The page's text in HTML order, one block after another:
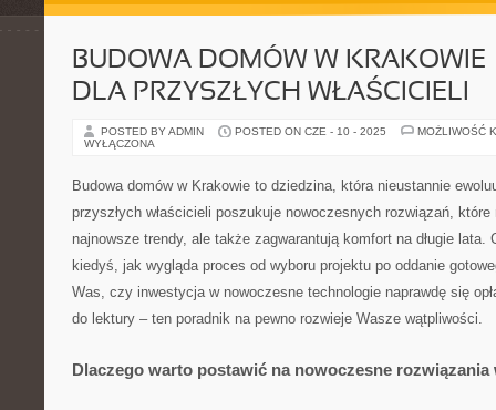
BUDOWA DOMÓW W KRAKOWIE
DLA PRZYSZŁYCH WŁAŚCICIELI
POSTED BY ADMIN POSTED ON CZE - 10 - 2025
MOŻLIWOŚĆ
WYŁĄCZONA
Budowa domów w Krakowie to dziedzina, która nieustannie
przyszłych właścicieli poszukuje nowoczesnych rozwiązań,
najnowsze trendy, ale także zagwarantują komfort na długie
kiedyś, jak wygląda proces od wyboru projektu po oddanie
Was, czy inwestycja w nowoczesne technologie naprawdę się
do lektury – ten poradnik na pewno rozwieje Wasze wątpliwości.
Dlaczego warto postawić na nowoczesne